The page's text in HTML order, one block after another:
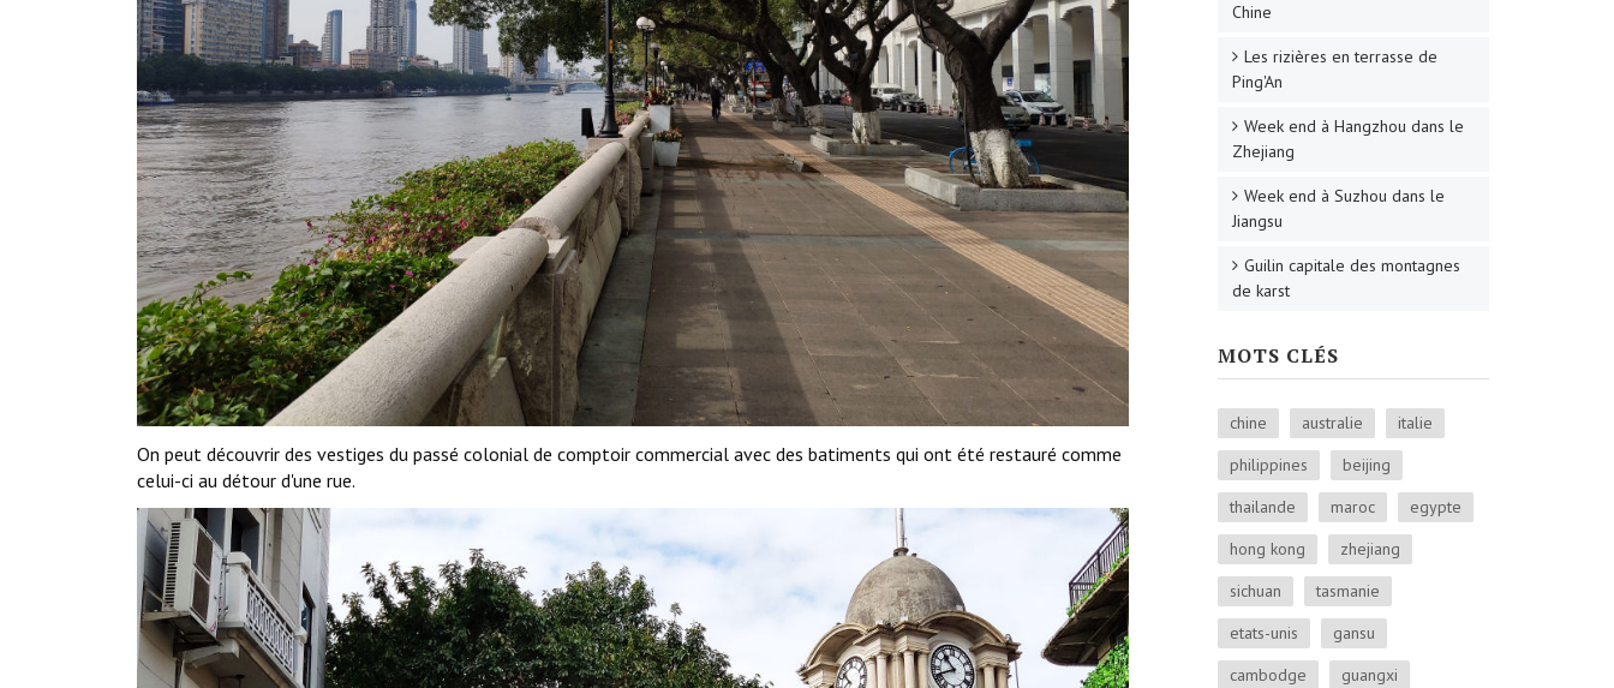
On peut découvrir des vestiges du passé colonial de comptoir commercial avec des batiments qui ont été restauré comme
celui-ci au détour d'une rue.
Chine
Les rizières en terrasse de
Ping'An
Week end à Hangzhou dans le
Zhejiang
Week end à Suzhou dans le
Jiangsu
Guilin capitale des montagnes
de karst
MOTS CLÉS
chine australie
italie
philippines
beijing
thailande
maroc
egypte
hong kong
zhejiang
sichuan
tasmanie
etats-unis
gansu
cambodge
guangxi